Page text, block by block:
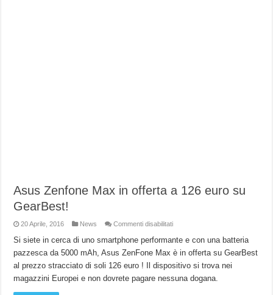
Asus Zenfone Max in offerta a 126 euro su
GearBest!
20 Aprile, 2016 News Commenti disabilitatisu
Zenfone
Max
in
a
euro
Si siete in cerca di uno smartphone performante e con una batteria
pazzesca da 5000 mAh, Asus ZenFone Max è in offerta su GearBest
al prezzo stracciato di soli 126 euro ! Il dispositivo si trova nei
magazzini Europei e non dovrete pagare nessuna dogana.